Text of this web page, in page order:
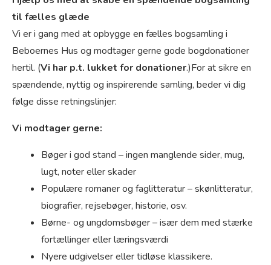
til fælles glæde
Vi er i gang med at opbygge en fælles bogsamling i
Beboernes Hus og modtager gerne gode bogdonationer
hertil. (Vi har p.t. lukket for donationer.)For at sikre en
spændende, nyttig og inspirerende samling, beder vi dig
følge disse retningslinjer:
Vi modtager gerne:
Bøger i god stand – ingen manglende sider, mug,
lugt, noter eller skader
Populære romaner og faglitteratur – skønlitteratur,
biografier, rejsebøger, historie, osv.
Børne- og ungdomsbøger – især dem med stærke
fortællinger eller læringsværdi
Nyere udgivelser eller tidløse klassikere.